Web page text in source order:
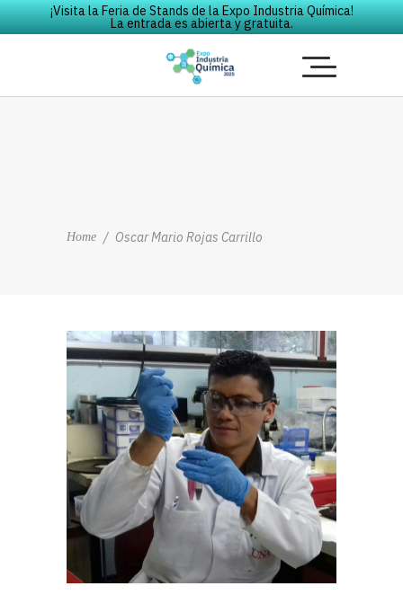
¡Visita la Feria de Stands de la Expo Industria Química!
La entrada es abierta y gratuita.
Home / Oscar Mario Rojas Carrillo